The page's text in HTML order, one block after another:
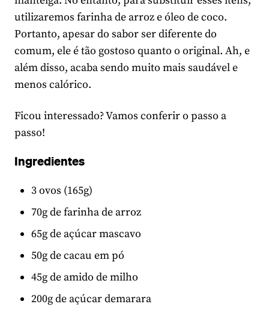
utilizaremos farinha de arroz e óleo de coco.
Portanto, apesar do sabor ser diferente do
comum, ele é tão gostoso quanto o original. Ah, e
além disso, acaba sendo muito mais saudável e
menos calórico.
Ficou interessado? Vamos conferir o passo a
passo!
Ingredientes
3 ovos (165g)
70g de farinha de arroz
65g de açúcar mascavo
50g de cacau em pó
45g de amido de milho
200g de açúcar demarara